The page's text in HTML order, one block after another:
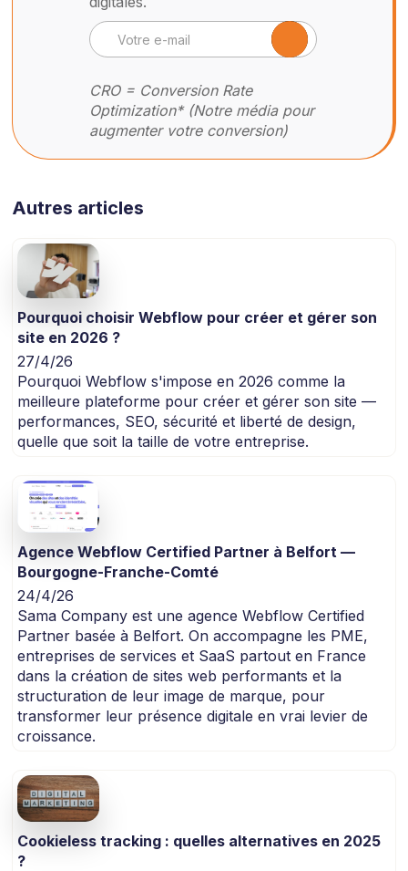
CRO = Conversion Rate
Optimization* (Notre média pour
augmenter votre conversion)
Autres articles
Pourquoi choisir Webflow pour créer et gérer son
site en 2026 ?
27/4/26
Pourquoi Webflow s'impose en 2026 comme la
meilleure plateforme pour créer et gérer son site —
performances, SEO, sécurité et liberté de design,
quelle que soit la taille de votre entreprise.
Agence Webflow Certified Partner à Belfort —
Bourgogne-Franche-Comté
24/4/26
Sama Company est une agence Webflow Certified
Partner basée à Belfort. On accompagne les PME,
entreprises de services et SaaS partout en France
dans la création de sites web performants et la
structuration de leur image de marque, pour
transformer leur présence digitale en vrai levier de
croissance.
Cookieless tracking : quelles alternatives en 2025
?